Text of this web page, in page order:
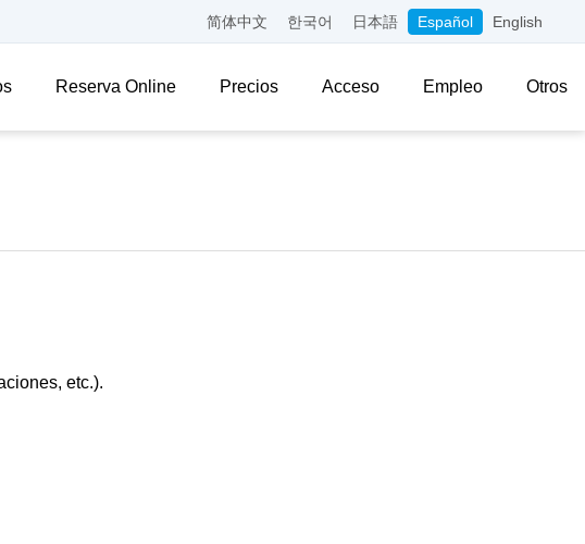
简体中文 한국어 日本語 Español English
Reserva Online Precios Acceso Empleo Otros
etc.).